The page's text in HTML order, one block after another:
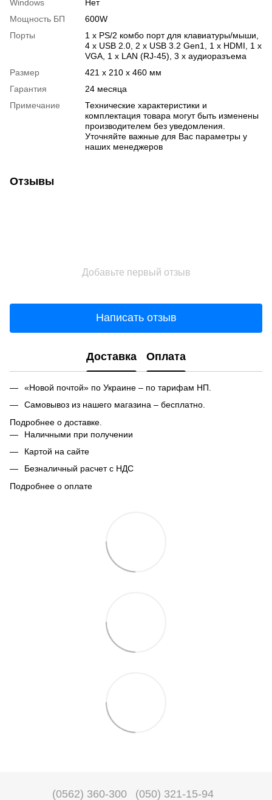
Windows
Нет
Мощность БП
600W
Порты
1 x PS/2 комбо порт для клавиатуры/мыши,
4 x USB 2.0, 2 x USB 3.2 Gen1, 1 x HDMI, 1 х
VGA, 1 x LAN (RJ-45), 3 х аудиоразъема
Размер
421 x 210 x 460 мм
Гарантия
24 месяца
Примечание
Технические характеристики и
комплектация товара могут быть изменены
производителем без уведомления.
Уточняйте важные для Вас параметры у
наших менеджеров
Отзывы
Добавьте первый отзыв
Написать отзыв
Доставка Оплата
«Новой почтой» по Украине – по тарифам НП.
Самовывоз из нашего магазина – бесплатно.
Подробнее о доставке.
Наличными при получении
Картой на сайте
Безналичный расчет с НДС
Подробнее о оплате
(0562) 360-300 (050) 321-15-94